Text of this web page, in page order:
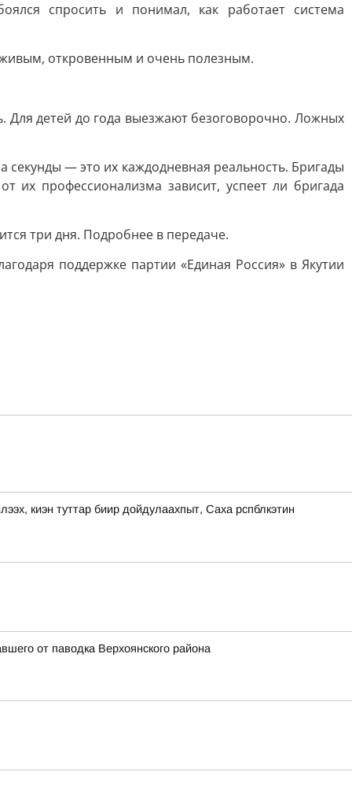
спросить и понимал, как работает система
живым, откровенным и очень полезным.
Для детей до года выезжают безоговорочно. Ложных
секунды — это их каждодневная реальность. Бригады
профессионализма зависит, успеет ли бригада
три дня. Подробнее в передаче.
поддержке партии «Единая Россия» в Якутии
киэн туттар биир дойдулаахпыт, Саха рспблкэтин
от паводка Верхоянского района